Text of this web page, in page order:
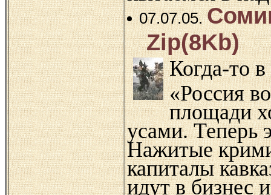
07.07.05.
Zip(8Kb)
Когда-то
«Россия
площади
усами. Теперь
Нажитые
капиталы
идут в бизнес